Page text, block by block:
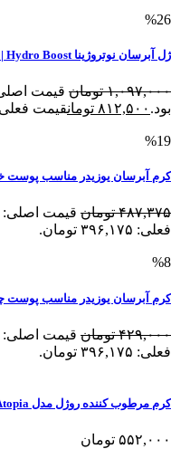
%26
ژل آبرسان نوتروژینا Hydro Boost | رطوبت رسان قوی با هیالورونیک اسید
۱,۰۹۷,۰۰۰ تومان
بود. ۸۱۲,۵۰۰ تومانقیمت فعلی: ۸۱۲,۵۰۰
%19
کرم آبرسان یوزیدر مناسب پوست خشک و
۴۸۷,۳۷۵ تومان قیمت اصلی: ۴۸۷,۳۷۵ تومان بود.
فعلی: ۳۹۶,۱۷۵ تومان.
%8
کرم آبرسان یوزیدر مناسب پوست چرب 50
۴۲۹,۰۰۰ تومان قیمت اصلی: ۴۲۹,۰۰۰ تومان بود.
فعلی: ۳۹۶,۱۷۵ تومان.
کرم مرطوب کننده روژل مدل Atopia حجم 75 میلی لیتر
۵۵۲,۰۰۰ تومان